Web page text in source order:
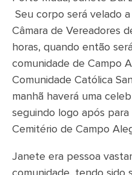
Seu corpo será velado
Câmara de Vereadores
horas, quando então
comunidade de Campo
Comunidade Católica
manhã haverá uma
seguindo logo após
Cemitério de Campo
Janete era pessoa